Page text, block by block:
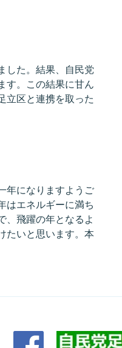
した。結果、自民党
す。この結果に甘ん
立区と連携を取った
年になりますようご
はエネルギーに満ち
、飛躍の年となるよ
たいと思います。本